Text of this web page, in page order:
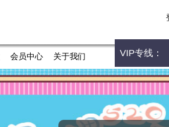
会员中心 关于我们 VIP专线：